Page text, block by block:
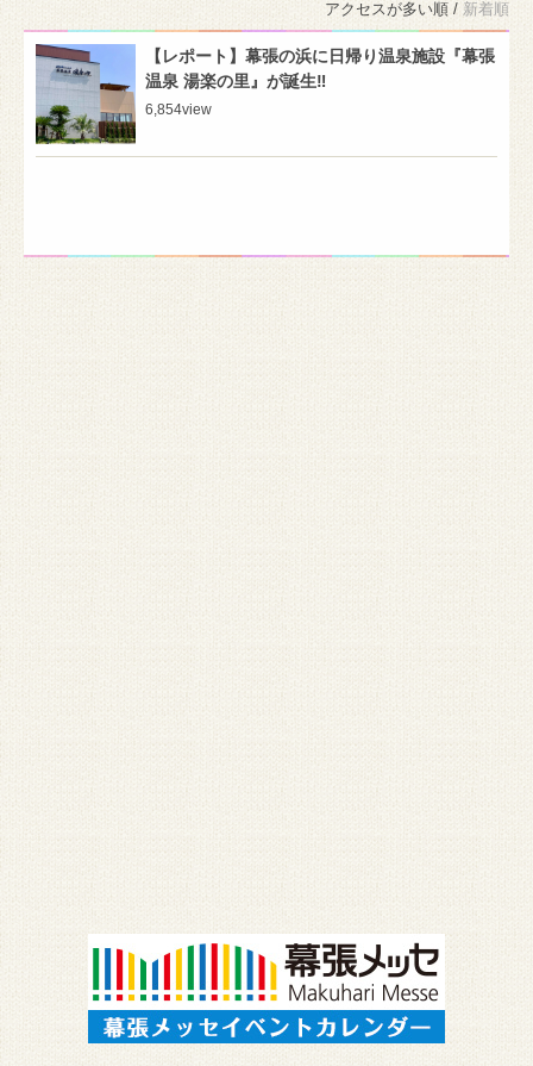
アクセスが多い順 / 新着順
【レポート】幕張の浜に日帰り温泉施設『幕張
温泉 湯楽の里』が誕生‼️
6,854view